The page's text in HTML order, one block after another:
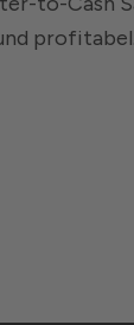
profitabel.